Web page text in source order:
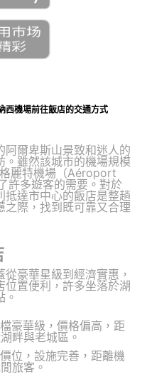
西機場前往飯店的交通方式
阿爾卑斯山景致和迷人的
。雖然該城市的機場規模
麗特機場（Aéroport
許多遊客的需要。對於
抵達市中心的飯店是整趟
之際，找到既可靠又合理
豪華星級到經濟實惠，
置便利，許多坐落於湖
檔豪華級，價格偏高，距
畔與老城區。
價位，設施完善，距離機
旅客。